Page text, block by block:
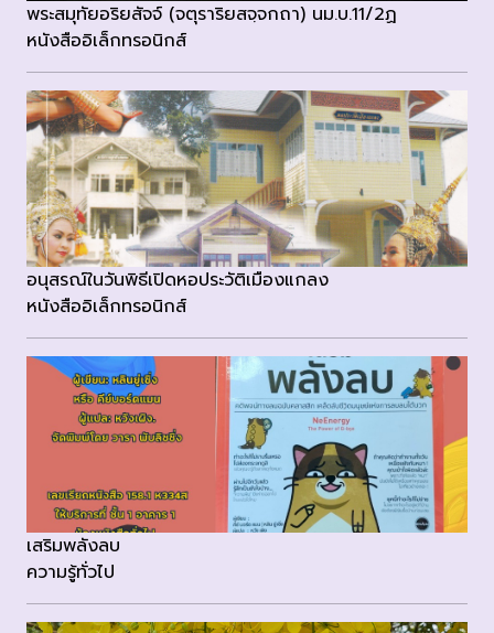
พระสมุทัยอริยสัจจ์ (จตุราริยสจฺจกถา) นม.บ.11/2ฏ
หนังสืออิเล็กทรอนิกส์
อนุสรณ์ในวันพิธีเปิดหอประวัติเมืองแกลง
หนังสืออิเล็กทรอนิกส์
เสริมพลังลบ
ความรู้ทั่วไป